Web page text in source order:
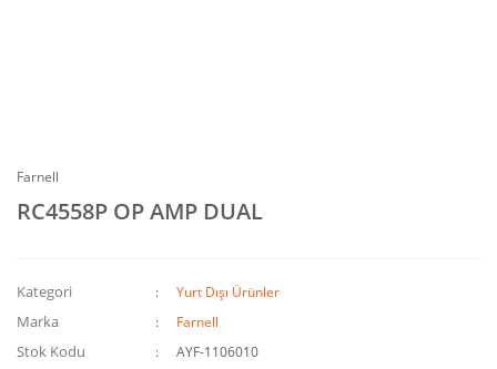
Farnell
RC4558P OP AMP DUAL
Kategori Yurt Dışı Ürünler
Marka Farnell
Stok Kodu AYF-1106010